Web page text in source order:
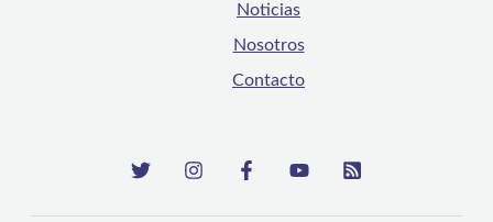
Noticias
Nosotros
Contacto